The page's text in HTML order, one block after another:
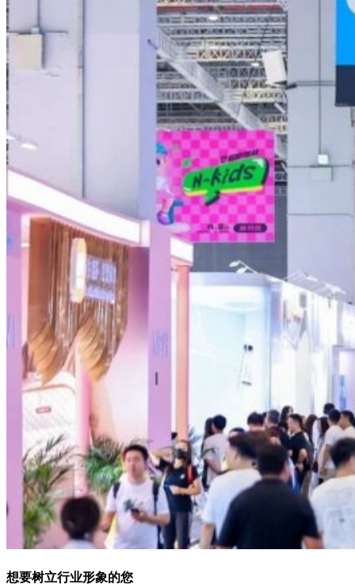
想要树立行业形象的您